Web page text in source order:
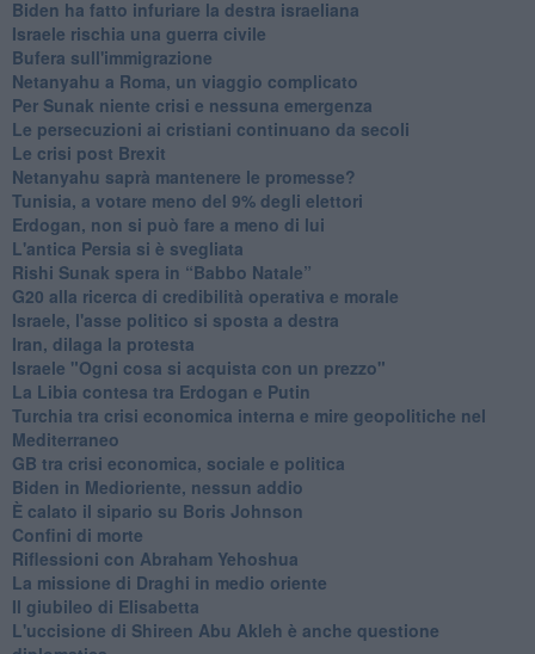
Biden ha fatto infuriare la destra israeliana
Israele rischia una guerra civile
Bufera sull'immigrazione
Netanyahu a Roma, un viaggio complicato
Per Sunak niente crisi e nessuna emergenza
Le persecuzioni ai cristiani continuano da secoli
Le crisi post Brexit
Netanyahu saprà mantenere le promesse?
Tunisia, a votare meno del 9% degli elettori
Erdogan, non si può fare a meno di lui
L'antica Persia si è svegliata
Rishi Sunak spera in “Babbo Natale”
G20 alla ricerca di credibilità operativa e morale
Israele, l'asse politico si sposta a destra
Iran, dilaga la protesta
Israele "Ogni cosa si acquista con un prezzo"
La Libia contesa tra Erdogan e Putin
Turchia tra crisi economica interna e mire geopolitiche nel
Mediterraneo
GB tra crisi economica, sociale e politica
Biden in Medioriente, nessun addio
È calato il sipario su Boris Johnson
Confini di morte
Riflessioni con Abraham Yehoshua
La missione di Draghi in medio oriente
Il giubileo di Elisabetta
L'uccisione di Shireen Abu Akleh è anche questione